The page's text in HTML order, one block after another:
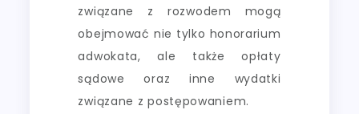
związane z rozwodem mogą
obejmować nie tylko honorarium
adwokata, ale także opłaty
sądowe oraz inne wydatki
związane z postępowaniem.